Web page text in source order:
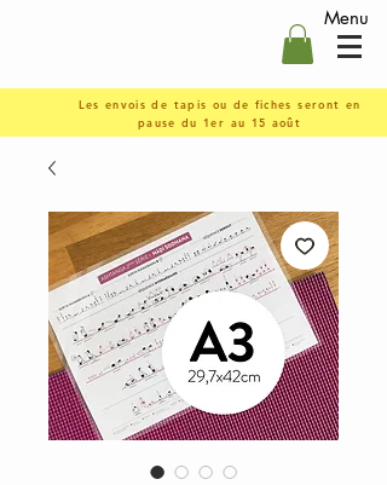
Menu
Les envois de tapis ou de fiches seront en
pause du 1er au 15 août